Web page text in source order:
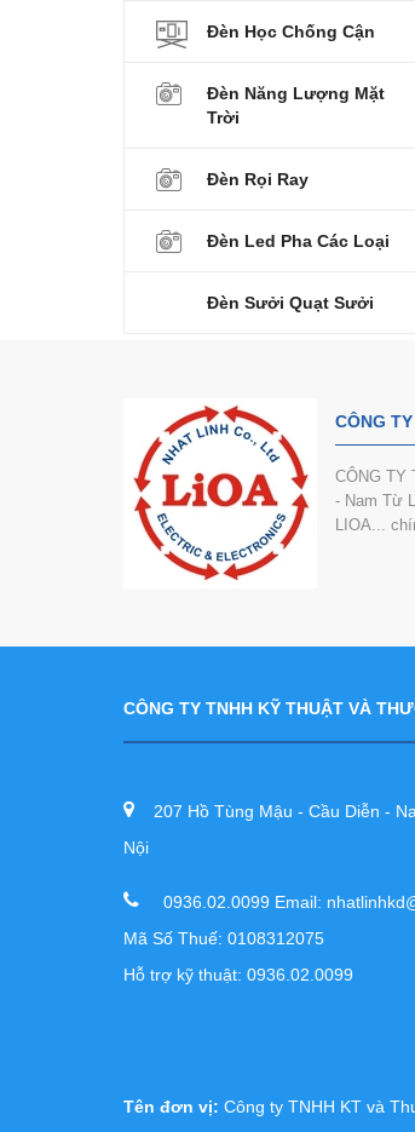
Đèn Học Chống Cận
Đèn Năng Lượng Mặt
Trời
Đèn Rọi Ray
Đèn Led Pha Các Loại
Đèn Sưởi Quạt Sưởi
CÔNG
CÔNG TY
- Nam Từ
LIOA...
CÔNG TY TNHH KỸ THUẬT VÀ
207 Hồ Tùng Mậu - Cầu Diễn -
Nội
0936.02.0099 Email:
Mã Số Thuế: 0108312075
Hỗ trợ kỹ thuật: 0936.02.0099
Tên đơn vị: Công ty TNHH KT và